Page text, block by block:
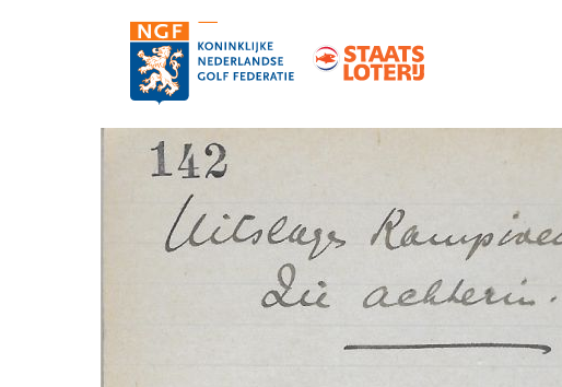
Contact
Pers en media
Medewerkers
Organisatie
Vacatures
Partners van de NGF